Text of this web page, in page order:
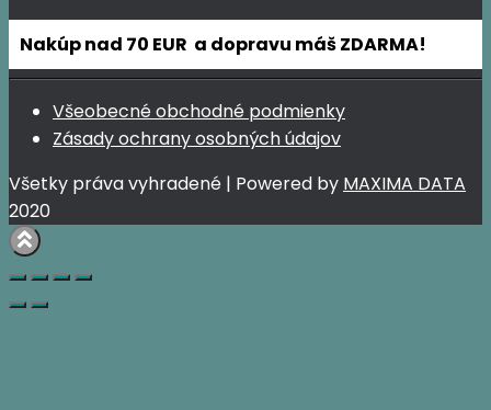
Nakúp nad 70 EUR a dopravu máš ZDARMA!
Všeobecné obchodné podmienky
Zásady ochrany osobných údajov
Všetky práva vyhradené | Powered by MAXIMA DATA
2020